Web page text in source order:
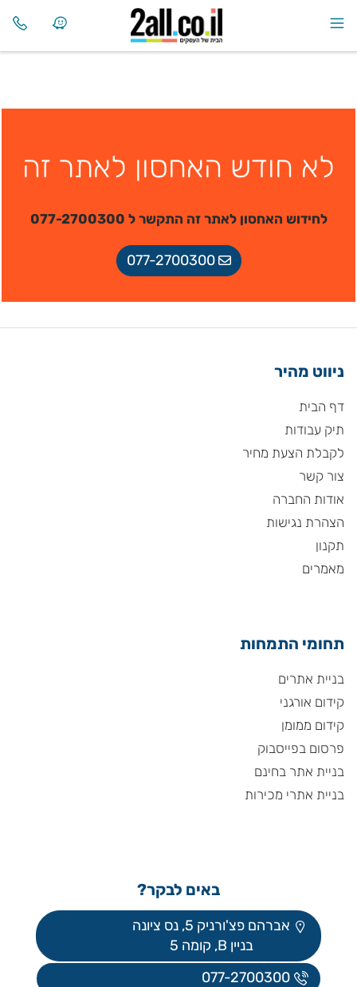
לא חודש האחסון לאתר זה
לחידוש האחסון לאתר זה התקשר ל 077-2700300
077-2700300
ניווט מהיר
דף הבית
תיק עבודות
לקבלת הצעת מחיר
צור קשר
אודות החברה
הצהרת נגישות
תקנון
מאמרים
תחומי התמחות
בניית אתרים
קידום אורגני
קידום ממומן
פרסום בפייסבוק
בניית אתר בחינם
בניית אתרי מכירות
באים לבקר?
אברהם פצ'ורניק 5, נס ציונה
בניין B, קומה 5
077-2700300